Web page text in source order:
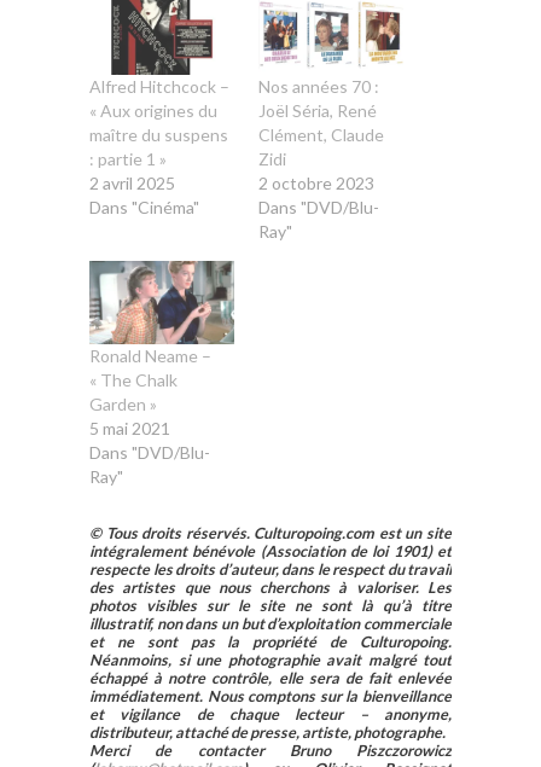
Alfred Hitchcock –
« Aux origines du
maître du suspens
: partie 1 »
2 avril 2025
Dans "Cinéma"
Nos années 70 :
Joël Séria, René
Clément, Claude
Zidi
2 octobre 2023
Dans "DVD/Blu-
Ray"
Ronald Neame –
« The Chalk
Garden »
5 mai 2021
Dans "DVD/Blu-
Ray"
© Tous droits réservés. Culturopoing.com est un site
intégralement bénévole (Association de loi 1901) et
respecte les droits d’auteur, dans le respect du travail
des artistes que nous cherchons à valoriser. Les
photos visibles sur le site ne sont là qu’à titre
illustratif, non dans un but d’exploitation commerciale
et ne sont pas la propriété de Culturopoing.
Néanmoins, si une photographie avait malgré tout
échappé à notre contrôle, elle sera de fait enlevée
immédiatement. Nous comptons sur la bienveillance
et vigilance de chaque lecteur – anonyme,
distributeur, attaché de presse, artiste, photographe.
Merci de contacter Bruno Piszczorowicz